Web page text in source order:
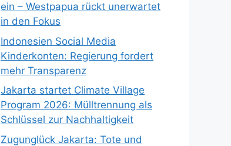
ein – Westpapua rückt unerwartet
in den Fokus
Indonesien Social Media
Kinderkonten: Regierung fordert
mehr Transparenz
Jakarta startet Climate Village
Program 2026: Mülltrennung als
Schlüssel zur Nachhaltigkeit
Zugunglück Jakarta: Tote und